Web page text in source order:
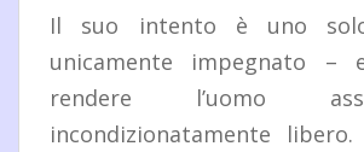
Il suo intento è uno
unicamente impegnato –
rendere l’uomo
incondizionatamente